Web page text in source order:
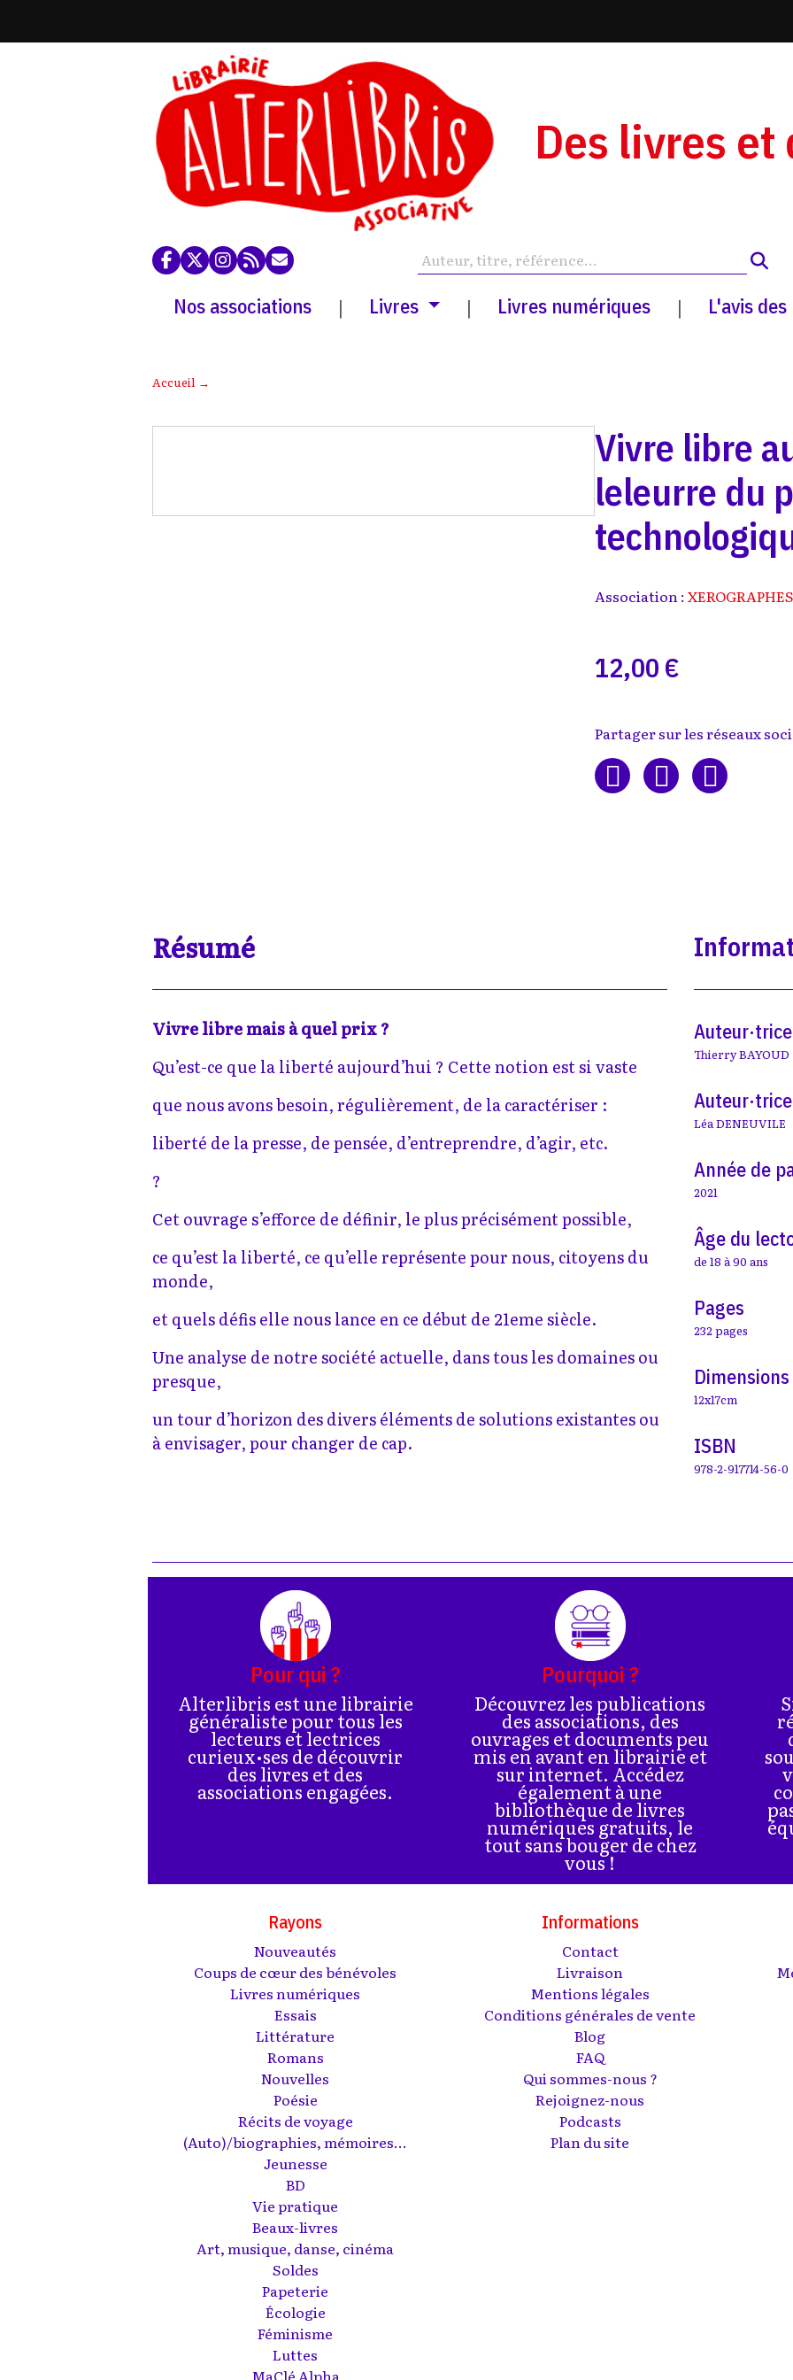
Des livres et
Nos associations | Livres | Livres numériques | L'avis
Accueil →
Vivre libre
leleurre du
Association : XEROGRAPHES
12,00 €
Partager sur les réseaux
Résumé
Vivre libre mais à quel prix ?
Qu’est-ce que la liberté aujourd’hui ? Cette notion est si vaste
que nous avons besoin, régulièrement, de la caractériser :
liberté de la presse, de pensée, d’entreprendre, d’agir, etc.
?
Cet ouvrage s’efforce de définir, le plus précisément possible,
ce qu’est la liberté, ce qu’elle représente pour nous, citoyens du
monde,
et quels défis elle nous lance en ce début de 21eme siècle.
Une analyse de notre société actuelle, dans tous les domaines ou
presque,
un tour d’horizon des divers éléments de solutions existantes ou
à envisager, pour changer de cap.
Auteur·trice
Thierry BAYOUD
Auteur·trice
Léa DENEUVILE
Année de
2021
Âge du
de 18 à 90 ans
Pages
232 pages
Dimensions
12x17cm
ISBN
978-2-917714-56-0
Pour qui ?
Alterlibris est une librairie
généraliste pour tous les
lecteurs et lectrices
curieux•ses de découvrir
des livres et des
associations engagées.
Pourquoi ?
Découvrez les publications
des associations, des
ouvrages et documents peu
mis en avant en librairie et
sur internet. Accédez
également à une
bibliothèque de livres
numériques gratuits, le
tout sans bouger de chez
vous !
Rayons
Nouveautés
Coups de cœur des bénévoles
Livres numériques
Essais
Littérature
Romans
Nouvelles
Poésie
Récits de voyage
(Auto)/biographies, mémoires...
Jeunesse
BD
Vie pratique
Beaux-livres
Art, musique, danse, cinéma
Soldes
Papeterie
Écologie
Féminisme
Luttes
MaClé Alpha
Informations
Contact
Livraison
Mentions légales
Conditions générales de vente
Blog
FAQ
Qui sommes-nous ?
Rejoignez-nous
Podcasts
Plan du site